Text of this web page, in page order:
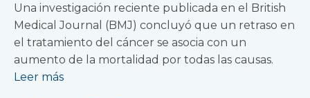
Una investigación reciente publicada en el British
Medical Journal (BMJ) concluyó que un retraso en
el tratamiento del cáncer se asocia con un
aumento de la mortalidad por todas las causas.
Leer más